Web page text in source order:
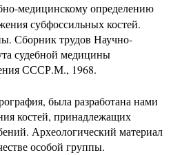
медицинскому определению
субфоссильных костей.
Сборник трудов Научно-
судебной медицины
СССР.М., 1968.
была разработана нами
костей, принадлежащих
Археологический материал
особой группы.